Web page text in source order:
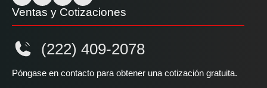
Ventas y Cotizaciones
(222) 409-2078
Póngase en contacto para obtener una cotización gratuita.